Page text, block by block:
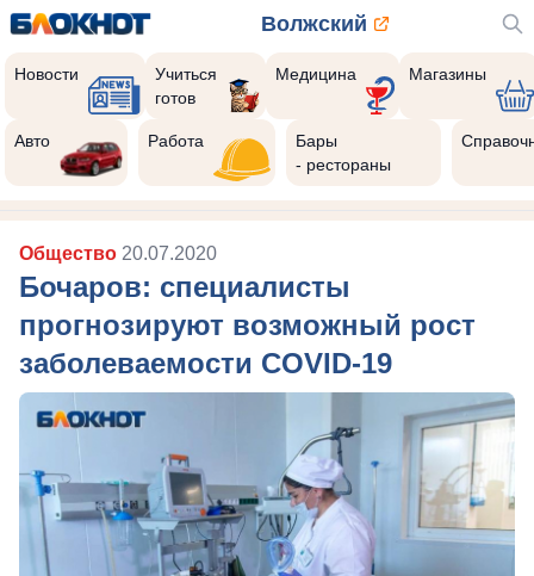
Волжский
Новости
Учиться
готов
Медицина Магазины
Авто Работа
Бары
- рестораны
Общество 20.07.2020
Бочаров: специалисты
прогнозируют возможный рост
заболеваемости COVID-19